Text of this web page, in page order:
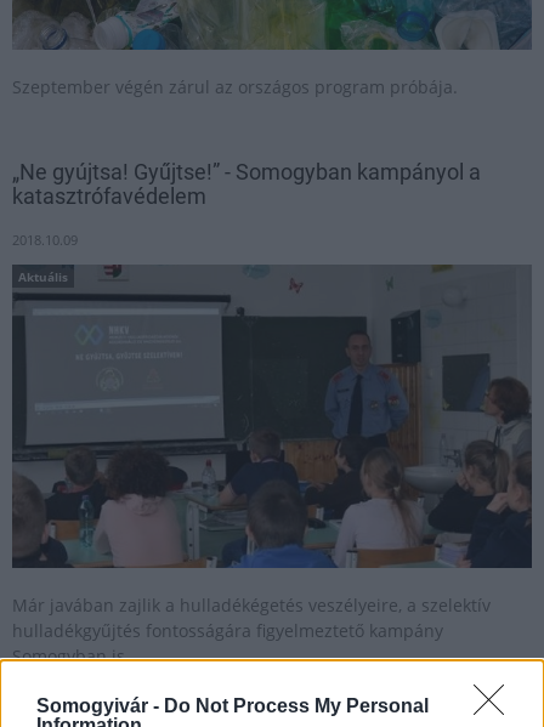
Somogyivár - Do Not Process My Personal
Szeptember végén zárul az országos program próbája.
„Ne gyújtsa! Gyűjtse!” - Somogyban kampányol a
katasztrófavédelem
2018.10.09
Aktuális
Már javában zajlik a hulladékégetés veszélyeire, a szelektív
hulladékgyűjtés fontosságára figyelmeztető kampány
Somogyban is.